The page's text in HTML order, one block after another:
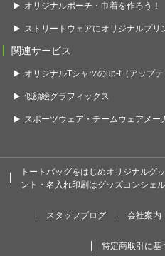
オリジナルポーチ・巾着を作ろう！
ストリートウェアにオリジナルプリ
関連サービス
オリジナルTシャツのup-t（アップテ
似顔絵グラフィックス
スポーツウェア・チームウェアメー
トートバッグをはじめオリジナルグ
ント・名入れ印刷はグッズコンシェ
スタッフブログ 会社案内
特定商取引に基